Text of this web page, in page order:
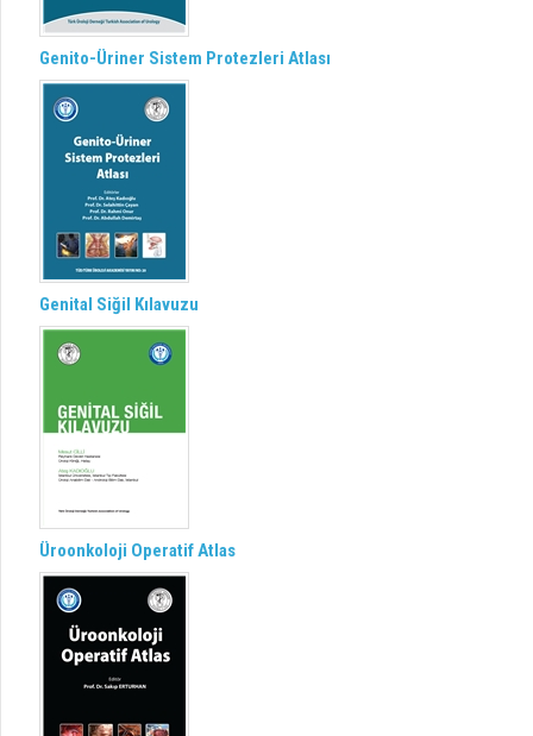
Genito-Üriner Sistem Protezleri Atlası
Genital Siğil Kılavuzu
Üroonkoloji Operatif Atlas